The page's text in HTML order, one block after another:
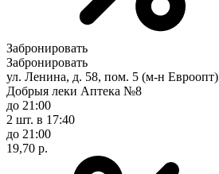
Забронировать
Забронировать
ул. Ленина, д. 58, пом. 5 (м-н Евроопт)
Добрыя леки Аптека №8
до 21:00
2 шт. в 17:40
до 21:00
19,70 р.